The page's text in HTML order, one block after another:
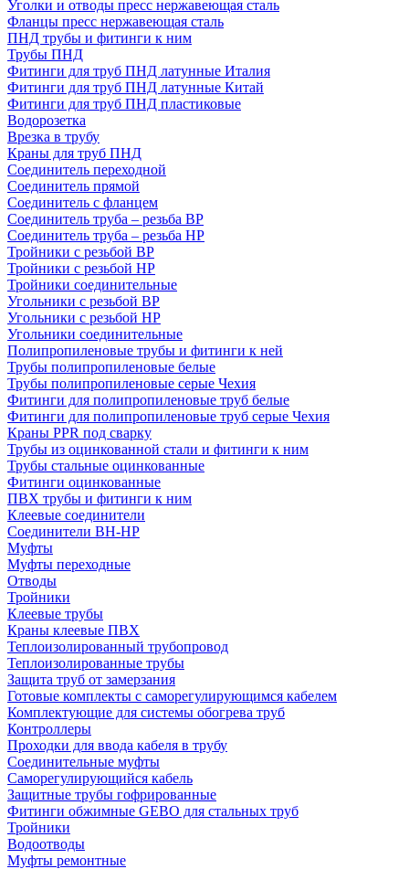
Уголки и отводы пресс нержавеющая сталь
Фланцы пресс нержавеющая сталь
ПНД трубы и фитинги к ним
Трубы ПНД
Фитинги для труб ПНД латунные Италия
Фитинги для труб ПНД латунные Китай
Фитинги для труб ПНД пластиковые
Водорозетка
Врезка в трубу
Краны для труб ПНД
Соединитель переходной
Соединитель прямой
Соединитель с фланцем
Соединитель труба – резьба ВР
Соединитель труба – резьба НР
Тройники с резьбой ВР
Тройники с резьбой НР
Тройники соединительные
Угольники с резьбой ВР
Угольники с резьбой НР
Угольники соединительные
Полипропиленовые трубы и фитинги к ней
Трубы полипропиленовые белые
Трубы полипропиленовые серые Чехия
Фитинги для полипропиленовые труб белые
Фитинги для полипропиленовые труб серые Чехия
Краны PPR под сварку
Трубы из оцинкованной стали и фитинги к ним
Трубы стальные оцинкованные
Фитинги оцинкованные
ПВХ трубы и фитинги к ним
Клеевые соединители
Соединители ВН-НР
Муфты
Муфты переходные
Отводы
Тройники
Клеевые трубы
Краны клеевые ПВХ
Теплоизолированный трубопровод
Теплоизолированные трубы
Защита труб от замерзания
Готовые комплекты с саморегулирующимся кабелем
Комплектующие для системы обогрева труб
Контроллеры
Проходки для ввода кабеля в трубу
Соединительные муфты
Саморегулирующийся кабель
Защитные трубы гофрированные
Фитинги обжимные GEBO для стальных труб
Тройники
Водоотводы
Муфты ремонтные